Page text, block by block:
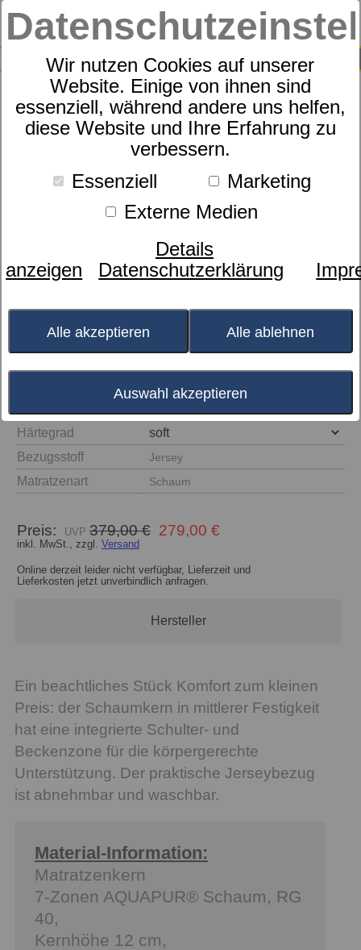
Wir nutzen Cookies auf unserer
Website. Einige von ihnen sind
essenziell, während andere uns helfen,
diese Website und Ihre Erfahrung zu
verbessern.
Essenziell
Marketing
Externe Medien
Details
anzeigen
Datenschutzerklärung
Alle akzeptieren Alle ablehnen
Auswahl akzeptieren
SUCHE
0
Schaummatratze Sympathica
Härtegrad
Bezugsstoff
Jersey
Matratzenart Schaum
Preis: 379,00 € 279,00 €
inkl. MwSt., zzgl. Versand
Online derzeit leider nicht verfügbar, Lieferzeit und
Lieferkosten jetzt unverbindlich anfragen.
Hersteller
Ein beachtliches Stück Komfort zum kleinen
Preis: der Schaumkern in mittlerer Festigkeit
hat eine integrierte Schulter- und
Beckenzone für die körpergerechte
Unterstützung. Der praktische Jerseybezug
ist abnehmbar und waschbar.
Material-Information:
Matratzenkern
7-Zonen AQUAPUR® Schaum, RG
40,
Kernhöhe 12 cm,